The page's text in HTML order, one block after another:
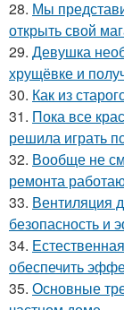
28. Мы
открыть свой
29. Девушка
хрущёвке и
30. Как из
31. Пока все
решила играть
32. Вообще не
ремонта
33. Вентиляция
безопасность и
34.
обеспечить
35. Основные